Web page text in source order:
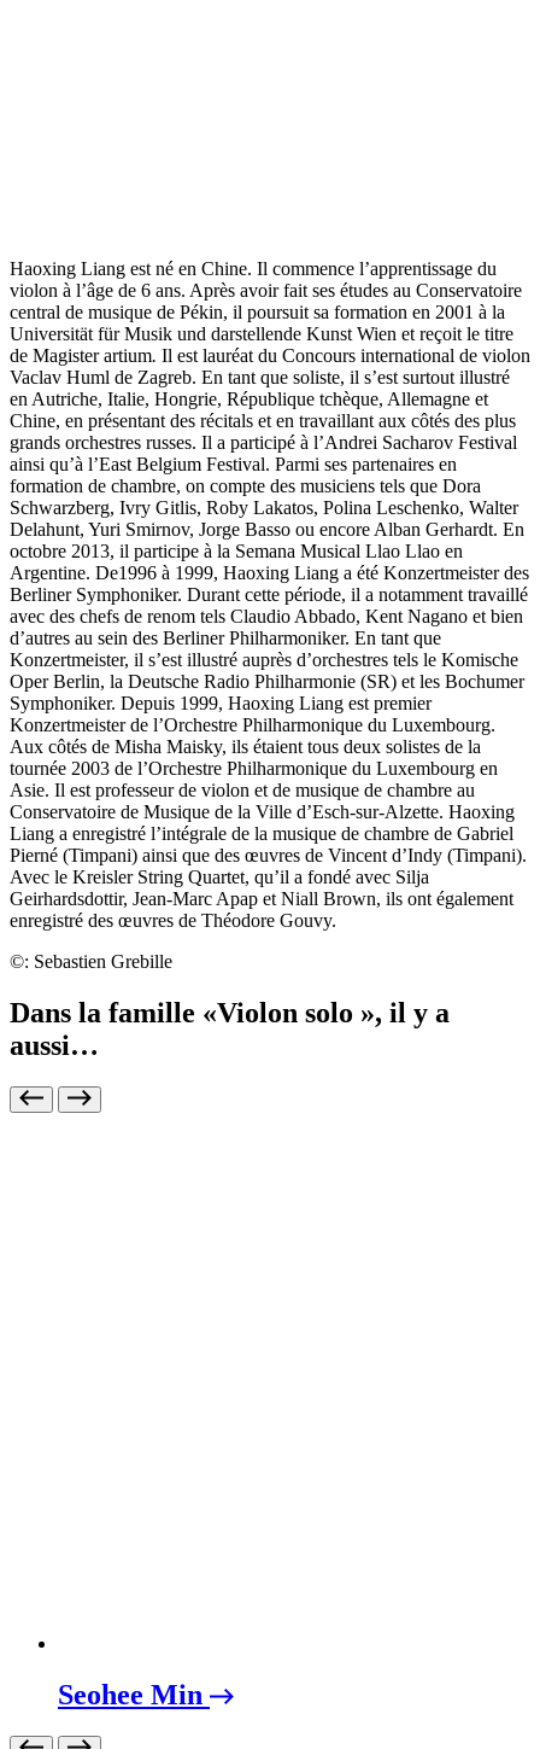
Haoxing Liang est né en Chine. Il commence l’apprentissage du
violon à l’âge de 6 ans. Après avoir fait ses études au Conservatoire
central de musique de Pékin, il poursuit sa formation en 2001 à la
Universität für Musik und darstellende Kunst Wien et reçoit le titre
de Magister artium. Il est lauréat du Concours international de violon
Vaclav Huml de Zagreb. En tant que soliste, il s’est surtout illustré
en Autriche, Italie, Hongrie, République tchèque, Allemagne et
Chine, en présentant des récitals et en travaillant aux côtés des plus
grands orchestres russes. Il a participé à l’Andrei Sacharov Festival
ainsi qu’à l’East Belgium Festival. Parmi ses partenaires en
formation de chambre, on compte des musiciens tels que Dora
Schwarzberg, Ivry Gitlis, Roby Lakatos, Polina Leschenko, Walter
Delahunt, Yuri Smirnov, Jorge Basso ou encore Alban Gerhardt. En
octobre 2013, il participe à la Semana Musical Llao Llao en
Argentine. De1996 à 1999, Haoxing Liang a été Konzertmeister des
Berliner Symphoniker. Durant cette période, il a notamment travaillé
avec des chefs de renom tels Claudio Abbado, Kent Nagano et bien
d’autres au sein des Berliner Philharmoniker. En tant que
Konzertmeister, il s’est illustré auprès d’orchestres tels le Komische
Oper Berlin, la Deutsche Radio Philharmonie (SR) et les Bochumer
Symphoniker. Depuis 1999, Haoxing Liang est premier
Konzertmeister de l’Orchestre Philharmonique du Luxembourg.
Aux côtés de Misha Maisky, ils étaient tous deux solistes de la
tournée 2003 de l’Orchestre Philharmonique du Luxembourg en
Asie. Il est professeur de violon et de musique de chambre au
Conservatoire de Musique de la Ville d’Esch-sur-Alzette. Haoxing
Liang a enregistré l’intégrale de la musique de chambre de Gabriel
Pierné (Timpani) ainsi que des œuvres de Vincent d’Indy (Timpani).
Avec le Kreisler String Quartet, qu’il a fondé avec Silja
Geirhardsdottir, Jean-Marc Apap et Niall Brown, ils ont également
enregistré des œuvres de Théodore Gouvy.
©: Sebastien Grebille
Dans la famille «Violon solo », il y a
aussi…
Seohee Min